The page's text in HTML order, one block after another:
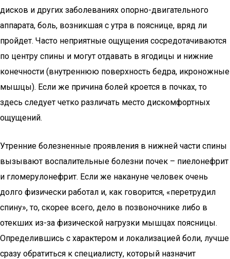
дисков и других заболеваниях опорно-двигательного
аппарата, боль, возникшая с утра в пояснице, вряд ли
пройдет. Часто неприятные ощущения сосредотачиваются
по центру спины и могут отдавать в ягодицы и нижние
конечности (внутреннюю поверхность бедра, икроножные
мышцы). Если же причина болей кроется в почках, то
здесь следует четко различать место дискомфортных
ощущений.
Утренние болезненные проявления в нижней части спины
вызывают воспалительные болезни почек – пиелонефрит
и гломерулонефрит. Если же накануне человек очень
долго физически работал и, как говорится, «перетрудил
спину», то, скорее всего, дело в позвоночнике либо в
отекших из-за физической нагрузки мышцах поясницы.
Определившись с характером и локализацией боли, лучше
сразу обратиться к специалисту, который назначит